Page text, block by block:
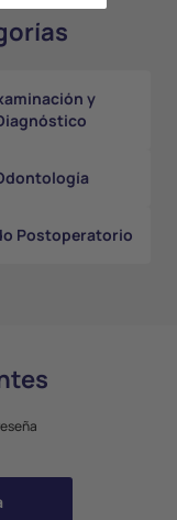
y
Postoperatorio